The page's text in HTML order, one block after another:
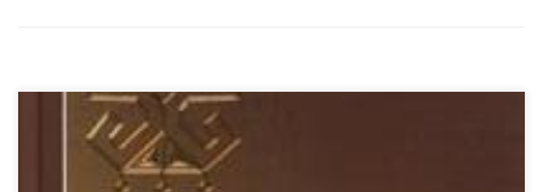
Фонд библиотеки Академии “Болашақ” пополнился
новыми изданиями, приобретенными кафедрой